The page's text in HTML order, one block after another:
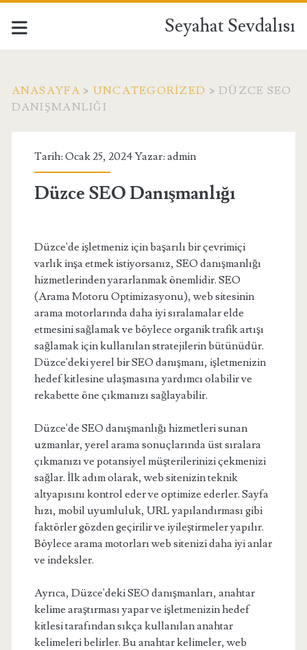
Seyahat Sevdalısı
ANASAYFA > UNCATEGORIZED >DÜZCE SEO
DANIŞMANLIĞI
Tarih: Ocak 25, 2024 Yazar: admin
Düzce SEO Danışmanlığı
Düzce'de işletmeniz için başarılı bir çevrimiçi
varlık inşa etmek istiyorsanız, SEO danışmanlığı
hizmetlerinden yararlanmak önemlidir. SEO
(Arama Motoru Optimizasyonu), web sitesinin
arama motorlarında daha iyi sıralamalar elde
etmesini sağlamak ve böylece organik trafik artışı
sağlamak için kullanılan stratejilerin bütünüdür.
Düzce'deki yerel bir SEO danışmanı, işletmenizin
hedef kitlesine ulaşmasına yardımcı olabilir ve
rekabette öne çıkmanızı sağlayabilir.
Düzce'de SEO danışmanlığı hizmetleri sunan
uzmanlar, yerel arama sonuçlarında üst sıralara
çıkmanızı ve potansiyel müşterilerinizi çekmenizi
sağlar. İlk adım olarak, web sitenizin teknik
altyapısını kontrol eder ve optimize ederler. Sayfa
hızı, mobil uyumluluk, URL yapılandırması gibi
faktörler gözden geçirilir ve iyileştirmeler yapılır.
Böylece arama motorları web sitenizi daha iyi anlar
ve indeksler.
Ayrıca, Düzce'deki SEO danışmanları, anahtar
kelime araştırması yapar ve işletmenizin hedef
kitlesi tarafından sıkça kullanılan anahtar
kelimeleri belirler. Bu anahtar kelimeler, web